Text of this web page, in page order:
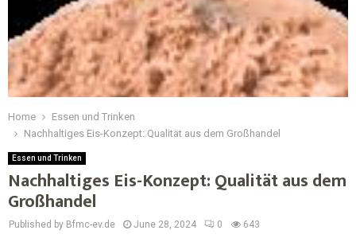
Home
Essen und Trinken
Nachhaltiges Eis-Konzept: Qualität aus dem Großhandel
Essen und Trinken
Nachhaltiges Eis-Konzept: Qualität aus dem
Großhandel
Published by Bfmc-ev.de June 28, 2024 0 643